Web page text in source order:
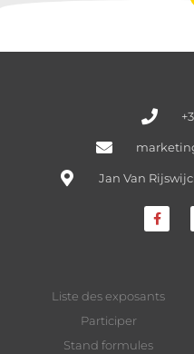
Jan Van
Liste des exposants
Participer
Stand formules